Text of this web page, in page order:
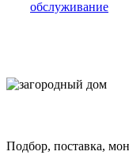
Подбор, поставка,